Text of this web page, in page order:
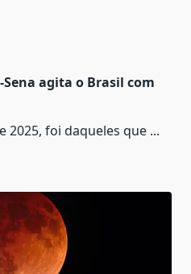
Sena agita o Brasil com
2025, foi daqueles que ...